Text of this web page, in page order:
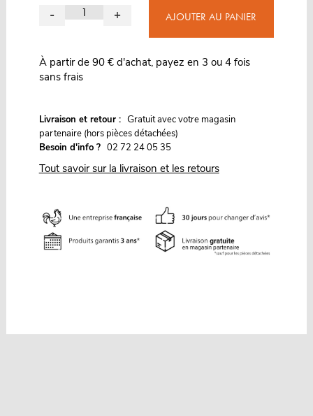
- + AJOUTER AU PANIER
À partir de 90 € d'achat, payez en 3 ou 4 fois
sans frais
Livraison et retour : Gratuit avec votre magasin
partenaire (hors pièces détachées)
Besoin d'info ? 02 72 24 05 35
Tout savoir sur la livraison et les retours